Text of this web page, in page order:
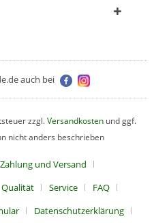
auch bei
zzgl.Versandkosten und ggf.
nicht anders beschrieben
Zahlung und Versand
Qualität Service
FAQ
Datenschutzerklärung